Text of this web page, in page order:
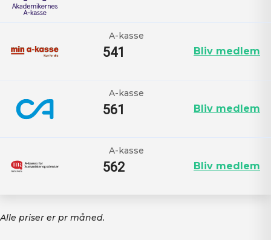
A-kasse
541 Bliv medlem
A-kasse
561 Bliv medlem
A-kasse
562 Bliv medlem
Alle priser er pr måned.